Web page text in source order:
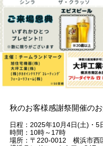
秋のお客様感謝祭開催の
日程：2025年10月4日(土)・5
時間：10時～17時
場所：〒220-0012 横浜市西